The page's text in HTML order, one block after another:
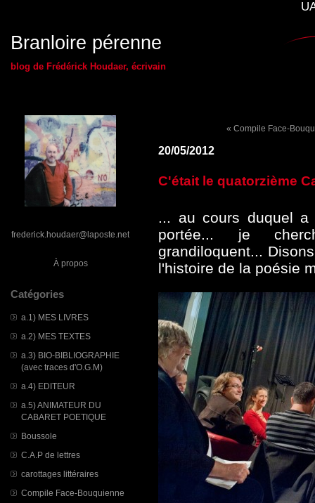
Branloire pérenne
blog de Frédérick Houdaer, écrivain
frederick.houdaer@laposte.net
À propos
Catégories
a.1) MES LIVRES
a.2) MES TEXTES
a.3) BIO-BIBLIOGRAPHIE
(avec traces d'O.G.M)
a.4) EDITEUR
a.5) ANIMATEUR DU
CABARET POETIQUE
Boussole
C.A.P de lettres
carottages littéraires
Compile Face-Bouquienne
« Compile Face-
20/05/2012
C'était le quatorzième
... au cours duquel
portée... je
grandiloquent...
l'histoire de la poésie